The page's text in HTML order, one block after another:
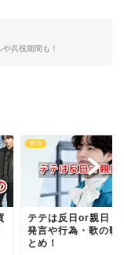
兵役期間も！
BTS
テテは反日or親日？
発言や行為・歌の歌
とめ！